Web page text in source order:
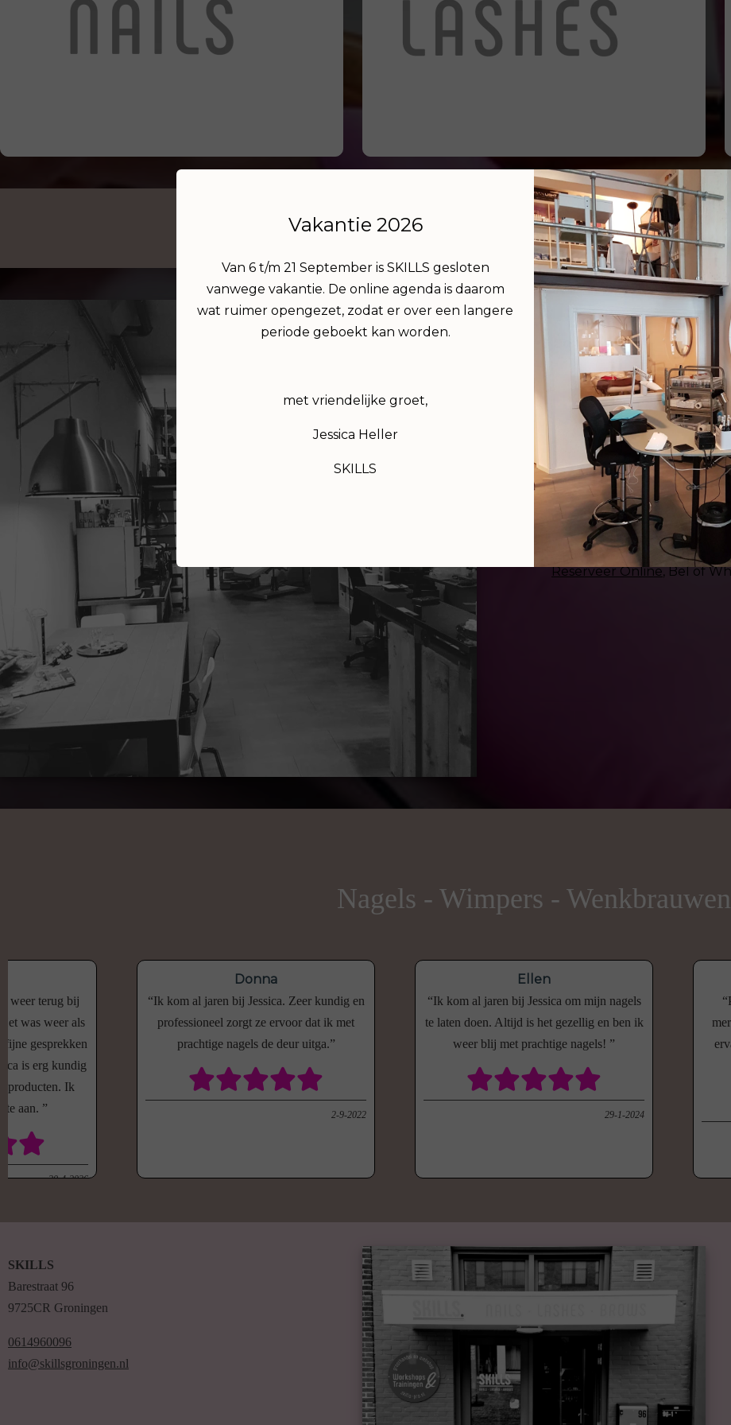
SKILLS isgevestigd aan de
locatie is makkelijk te
station op loopafstand en
gratis parkeergelegenheid
Alle behandelingen en
vak uitgevoerd. We
en ervaringen voordat we
Of je nu op zoek bent naar
wenkbrauwen laten
hetaanbod
Reserveer Online, Bel of
Nagels - Wimpers - Wenkbrauwen
Donna
Ik kom al jaren bij Jessica. Zeer kundig en
professioneel zorgt ze ervoor dat ik met
prachtige nagels de deur uitga.
2-9-2022
Ellen
Ik kom al jaren bij Jessica om mijn nagels
te laten doen. Altijd is het gezellig en ben ik
weer blij met prachtige nagels!
29-1-2024
weer terug bij
was weer als
fijne gesprekken
is erg kundig
producten. Ik
aan.
20-4-2026
SKILLS
Barestraat 96
9725CR Groningen
0614960096
info@skillsgroningen.nl
Vakantie 2026
Van 6 t/m 21 September is SKILLS gesloten
vanwege vakantie. De online agenda is daarom
wat ruimer opengezet, zodat er over een langere
periode geboekt kan worden.
met vriendelijke groet,
Jessica Heller
SKILLS